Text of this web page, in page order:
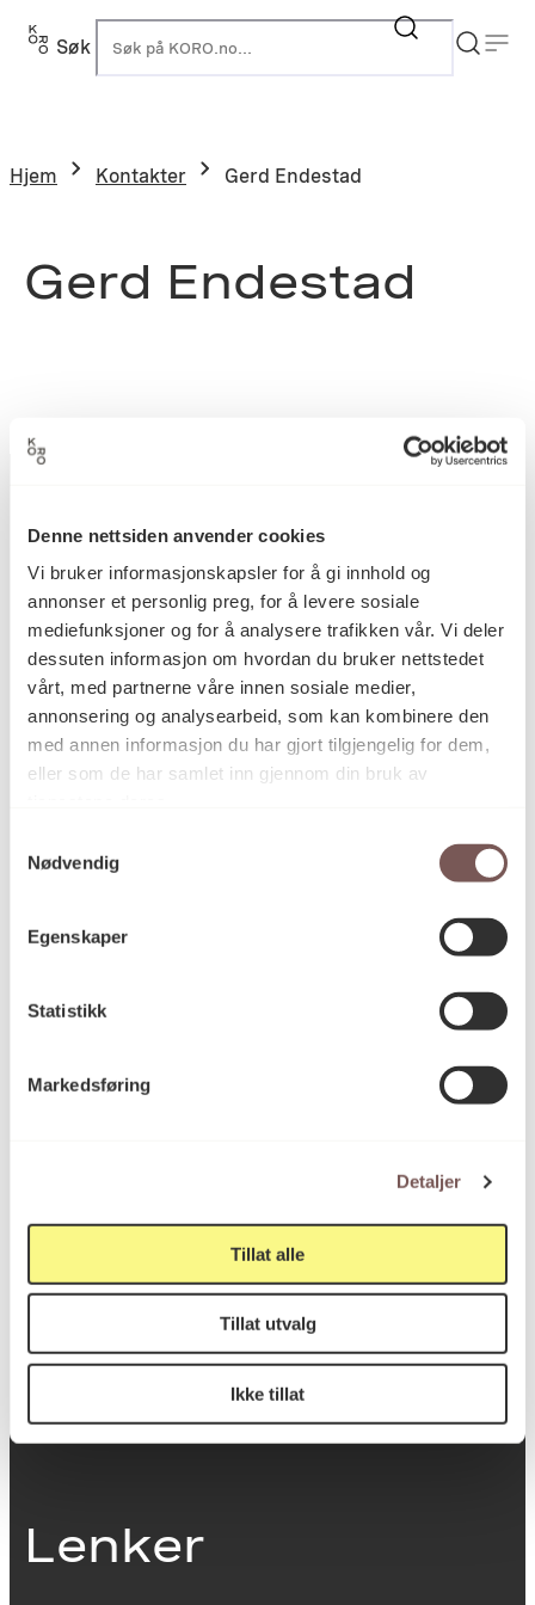
Denne nettsiden anvender cookies
Vi bruker informasjonskapsler for å gi innhold og
annonser et personlig preg, for å levere sosiale
mediefunksjoner og for å analysere trafikken vår. Vi deler
dessuten informasjon om hvordan du bruker nettstedet
vårt, med partnerne våre innen sosiale medier,
annonsering og analysearbeid, som kan kombinere den
med annen informasjon du har gjort tilgjengelig for dem,
eller som de har samlet inn gjennom din bruk av
Nødvendig
Egenskaper
Statistikk
Markedsføring
Detaljer
Tillat alle
Tillat utvalg
Ikke tillat
Søk
Hjem Kontakter Gerd Endestad
Gerd Endestad
Postadresse
Postboks 6994
St. Olavs plass
0130 Oslo
post@koro.no
Besøksadresse
Victoria Terrasse 11
0251 Oslo
Viktig info
Utbetaling og fakturering
Om opphavsrett
Dokumentasjonsskjema
Last ned logo
Lenker